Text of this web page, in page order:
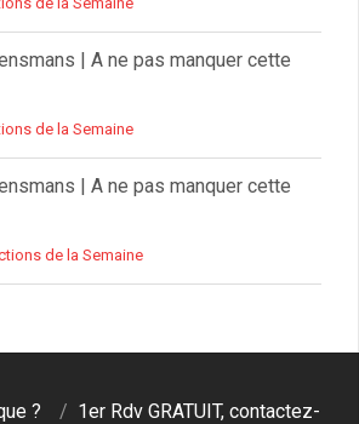
| A ne pas manquer cette
de la Semaine
| A ne pas manquer cette
de la Semaine
?
1er Rdv GRATUIT, contactez-